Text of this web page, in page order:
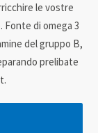
le vostre
Fonte di omega 3
del gruppo B,
prelibate